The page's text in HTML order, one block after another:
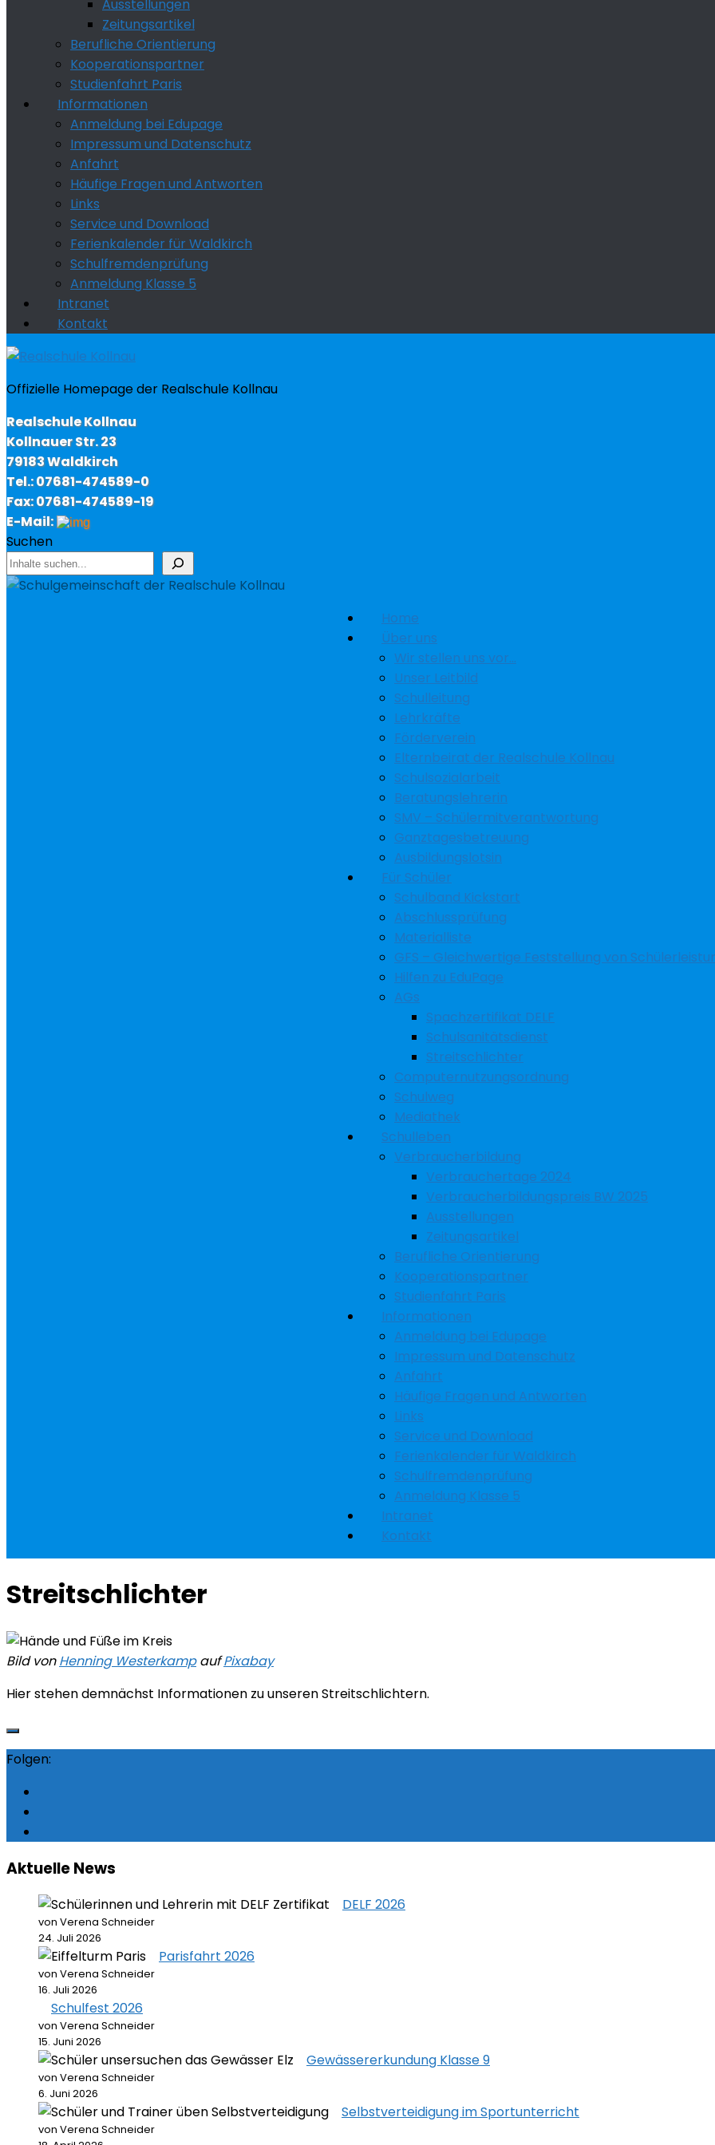
Ausstellungen
Zeitungsartikel
Berufliche Orientierung
Kooperationspartner
Studienfahrt Paris
Informationen
Anmeldung bei Edupage
Impressum und Datenschutz
Anfahrt
Häufige Fragen und Antworten
Links
Service und Download
Ferienkalender für Waldkirch
Schulfremdenprüfung
Anmeldung Klasse 5
Intranet
Kontakt
Offizielle Homepage der Realschule Kollnau
Realschule Kollnau
Kollnauer Str. 23
79183 Waldkirch
Tel.: 07681-474589-0
Fax: 07681-474589-19
E-Mail:
Suchen
Home
Über uns
Wir stellen uns vor…
Unser Leitbild
Schulleitung
Lehrkräfte
Förderverein
Elternbeirat der Realschule Kollnau
Schulsozialarbeit
Beratungslehrerin
SMV – Schülermitverantwortung
Ganztagesbetreuung
Ausbildungslotsin
Für Schüler
Schulband Kickstart
Abschlussprüfung
Materialliste
GFS – Gleichwertige Feststellung von
Hilfen zu EduPage
AGs
Spachzertifikat DELF
Schulsanitätsdienst
Streitschlichter
Computernutzungsordnung
Schulweg
Mediathek
Schulleben
Verbraucherbildung
Verbrauchertage 2024
Verbraucherbildungspreis BW 2025
Ausstellungen
Zeitungsartikel
Berufliche Orientierung
Kooperationspartner
Studienfahrt Paris
Informationen
Anmeldung bei Edupage
Impressum und Datenschutz
Anfahrt
Häufige Fragen und Antworten
Links
Service und Download
Ferienkalender für Waldkirch
Schulfremdenprüfung
Anmeldung Klasse 5
Intranet
Kontakt
Streitschlichter
Bild vonHenning WesterkampaufPixabay
Hier stehen demnächst Informationen zu unseren Streitschlichtern.
Folgen:
Aktuelle News
DELF 2026
von Verena Schneider
24. Juli 2026
Parisfahrt 2026
von Verena Schneider
16. Juli 2026
Schulfest 2026
von Verena Schneider
15. Juni 2026
Gewässererkundung Klasse 9
von Verena Schneider
6. Juni 2026
Selbstverteidigung im Sportunterricht
von Verena Schneider